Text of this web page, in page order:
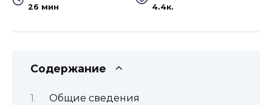
26 мин 4.4к.
Содержание
Общие сведения